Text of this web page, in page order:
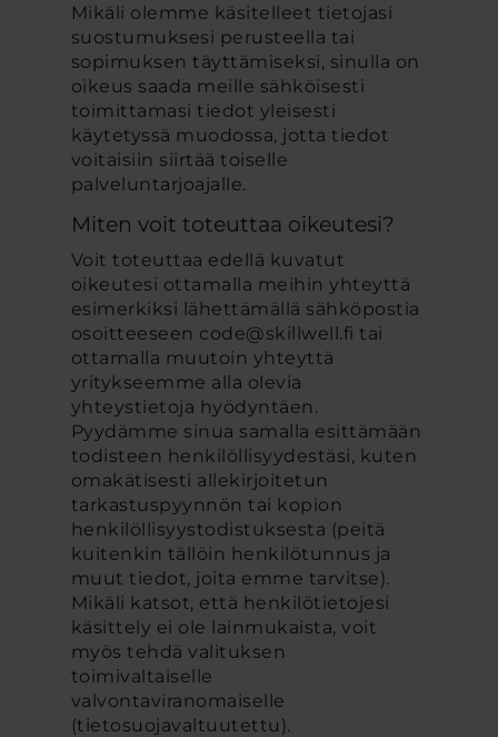
Mikäli olemme käsitelleet tietojasi
suostumuksesi perusteella tai
sopimuksen täyttämiseksi, sinulla on
oikeus saada meille sähköisesti
toimittamasi tiedot yleisesti
käytetyssä muodossa, jotta tiedot
voitaisiin siirtää toiselle
palveluntarjoajalle.
Miten voit toteuttaa oikeutesi?
Voit toteuttaa edellä kuvatut
oikeutesi ottamalla meihin yhteyttä
esimerkiksi lähettämällä sähköpostia
osoitteeseen code@skillwell.fi tai
ottamalla muutoin yhteyttä
yritykseemme alla olevia
yhteystietoja hyödyntäen.
Pyydämme sinua samalla esittämään
todisteen henkilöllisyydestäsi, kuten
omakätisesti allekirjoitetun
tarkastuspyynnön tai kopion
henkilöllisyystodistuksesta (peitä
kuitenkin tällöin henkilötunnus ja
muut tiedot, joita emme tarvitse).
Mikäli katsot, että henkilötietojesi
käsittely ei ole lainmukaista, voit
myös tehdä valituksen
toimivaltaiselle
valvontaviranomaiselle
(tietosuojavaltuutettu).